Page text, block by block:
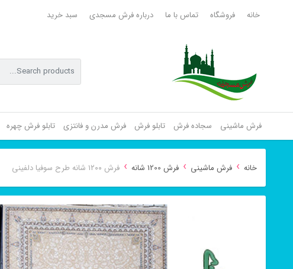
خانه فروشگاه تماس با ما درباره فرش مسجدی سبد خرید
فرش ماشینی سجاده فرش تابلو فرش فرش مدرن و فانتزی تابلو فرش چهره
خانه › فرش ماشینی › فرش 1200 شانه › فرش ۱۲۰۰ شانه طرح سوفیا دلفینی